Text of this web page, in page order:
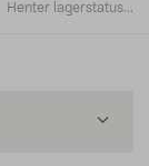
Henter lagerstatus...